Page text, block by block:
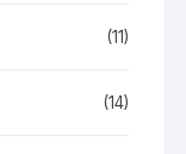
(11)
(14)